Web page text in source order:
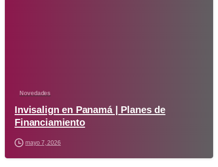
Novedades
Invisalign en Panamá | Planes de
Financiamiento
mayo 7, 2026